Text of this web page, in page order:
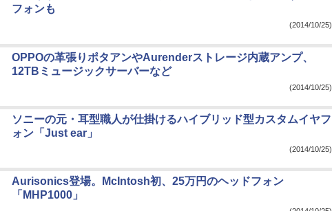
フォンも
(2014/10/25)
OPPOの革張りポタアンやAurenderストレージ内蔵アンプ、
12TBミュージックサーバーなど
(2014/10/25)
ソニーの元・耳型職人が仕掛けるハイブリッド型カスタムイヤフ
ォン「Just ear」
(2014/10/25)
Aurisonics登場。McIntosh初、25万円のヘッドフォン
「MHP1000」